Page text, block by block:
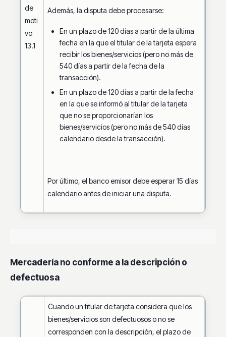
de
moti
vo
13.1
Además, la disputa debe procesarse:
En un plazo de 120 días a partir de la última
fecha en la que el titular de la tarjeta espera
recibir los bienes/servicios (pero no más de
540 días a partir de la fecha de la
transacción).
En un plazo de 120 días a partir de la fecha
en la que se informó al titular de la tarjeta
que no se proporcionarían los
bienes/servicios (pero no más de 540 días
calendario desde la transacción).
Por último, el banco emisor debe esperar 15 días
calendario antes de iniciar una disputa.
Mercadería no conforme a la descripción o
defectuosa
Cuando un titular de tarjeta considera que los
bienes/servicios son defectuosos o no se
corresponden con la descripción, el plazo de